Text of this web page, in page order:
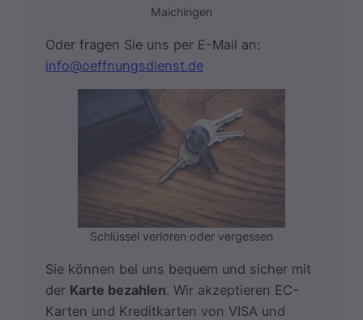
Maichingen
Oder fragen Sie uns per E-Mail an:
info@oeffnungsdienst.de
Schlüssel verloren oder vergessen
Sie können bei uns bequem und sicher mit
der Karte bezahlen. Wir akzeptieren EC-
Karten und Kreditkarten von VISA und